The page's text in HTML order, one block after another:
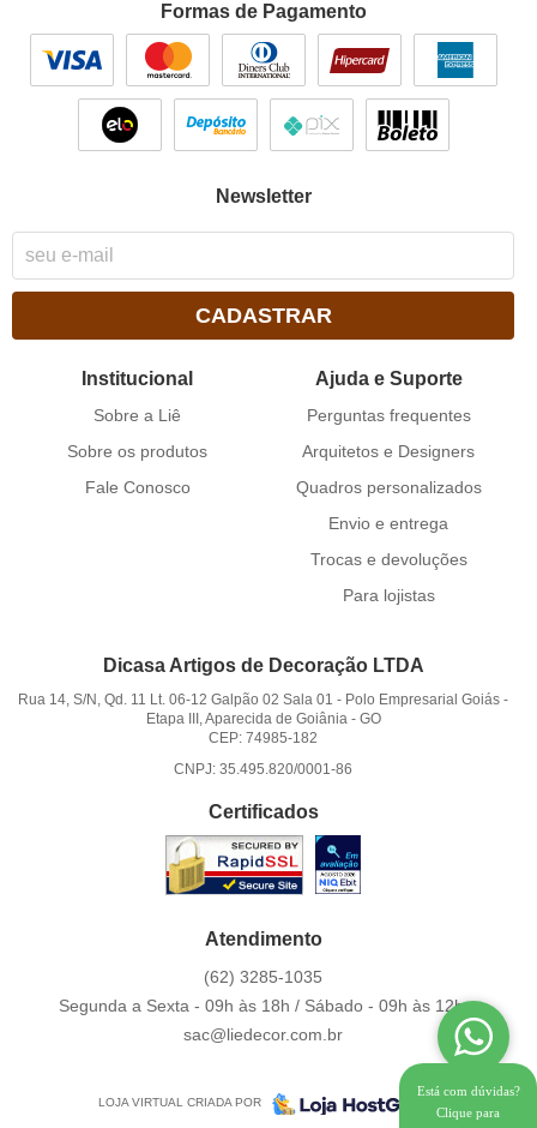
Formas de Pagamento
Newsletter
CADASTRAR
Institucional
Sobre a Liê
Sobre os produtos
Fale Conosco
Ajuda e Suporte
Perguntas frequentes
Arquitetos e Designers
Quadros personalizados
Envio e entrega
Trocas e devoluções
Para lojistas
Dicasa Artigos de Decoração LTDA
Rua 14, S/N, Qd. 11 Lt. 06-12 Galpão 02 Sala 01 - Polo Empresarial Goiás -
Etapa III, Aparecida de Goiânia- GO
CEP: 74985-182
CNPJ: 35.495.820/0001-86
Certificados
Atendimento
(62) 3285-1035
Segunda a Sexta - 09h às 18h / Sábado - 09h às 12h.
sac@liedecor.com.br
LOJA VIRTUAL CRIADA POR
Está com dúvidas?
Clique para